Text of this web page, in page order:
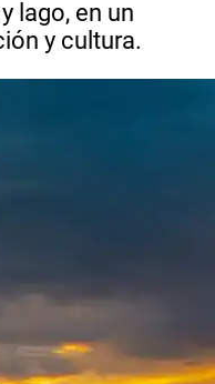
lago, en un
y cultura.